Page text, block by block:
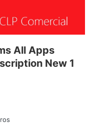
All Apps
New 1